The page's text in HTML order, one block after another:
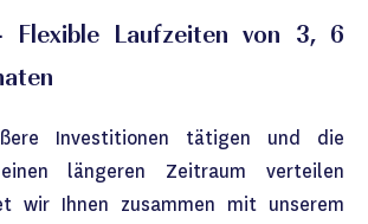
Flexible Laufzeiten von 3, 6
Investitionen tätigen und die
längeren Zeitraum verteilen
wir Ihnen zusammen mit unserem